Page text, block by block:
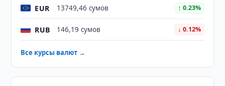
EUR 13749,46 сумов ↑ 0.23%
RUB 146,19 сумов ↓ 0.12%
Все курсы валют →